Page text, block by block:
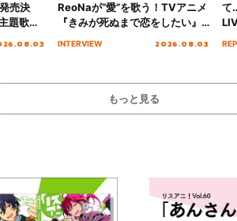
売決
題歌
ReoNaが“愛”を歌う！TVアニメ
『きみが死ぬまで恋をしたい』
INTERVIEW 2026.08.03
て
もっと見る